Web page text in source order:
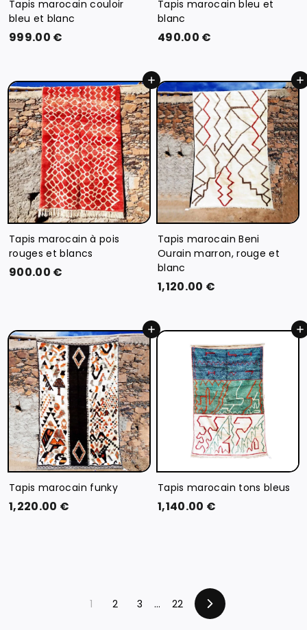
Tapis marocain couloir
bleu et blanc
999.00 €
.
0
0
€
Tapis marocain bleu et
blanc
490.00 €
.
0
0
€
Ajouter au panier
Tapis marocain à pois
rouges et blancs
900.00 €
0
0
€
Ajouter au panier
Tapis marocain Beni
Ourain marron, rouge et
blanc
1,120.00 €
2
0
.
0
0
€
Ajouter au panier
Tapis marocain funky
1,220.00 €
Ajouter au panier
Tapis marocain tons bleus
1,140.00 €
.
0
1 2 3 … 22
Suivant